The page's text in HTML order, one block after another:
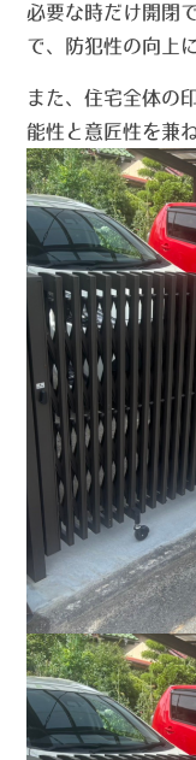
必要な時だけ開閉
で、防犯性の向上
また、住宅全体の
能性と意匠性を兼